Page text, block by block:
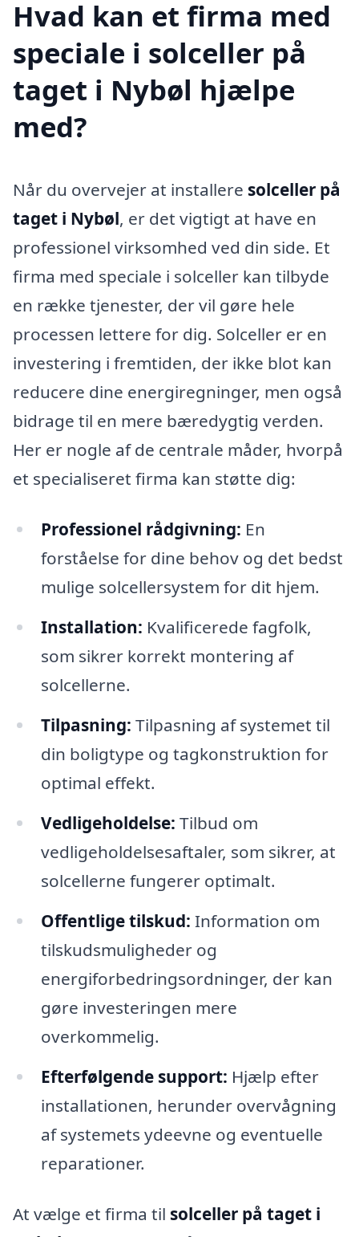
Hvad kan et firma med
speciale i solceller på
taget i Nybøl hjælpe
med?
Når du overvejer at installere solceller på
taget i Nybøl, er det vigtigt at have en
professionel virksomhed ved din side. Et
firma med speciale i solceller kan tilbyde
en række tjenester, der vil gøre hele
processen lettere for dig. Solceller er en
investering i fremtiden, der ikke blot kan
reducere dine energiregninger, men også
bidrage til en mere bæredygtig verden.
Her er nogle af de centrale måder, hvorpå
et specialiseret firma kan støtte dig:
Professionel rådgivning: En
forståelse for dine behov og det bedst
mulige solcellersystem for dit hjem.
Installation: Kvalificerede fagfolk,
som sikrer korrekt montering af
solcellerne.
Tilpasning: Tilpasning af systemet til
din boligtype og tagkonstruktion for
optimal effekt.
Vedligeholdelse: Tilbud om
vedligeholdelsesaftaler, som sikrer, at
solcellerne fungerer optimalt.
Offentlige tilskud: Information om
tilskudsmuligheder og
energiforbedringsordninger, der kan
gøre investeringen mere
overkommelig.
Efterfølgende support: Hjælp efter
installationen, herunder overvågning
af systemets ydeevne og eventuelle
reparationer.
At vælge et firma til solceller på taget i